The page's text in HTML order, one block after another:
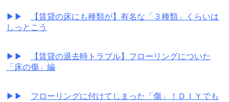
▶▶
【賃貸の床にも種類が】有名な「３種類」くらいは
しっとこう
▶▶
【賃貸の退去時トラブル】フローリングについた
「床の傷」編
▶▶ フローリングに付けてしまった「傷」！ＤＩＹでも